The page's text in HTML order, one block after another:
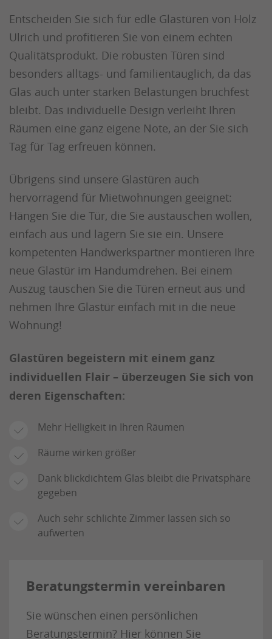
Entscheiden Sie sich für edle Glastüren von Holz
Ulrich und profitieren Sie von einem echten
Qualitätsprodukt. Die robusten Türen sind
besonders alltags- und familientauglich, da das
Glas auch unter starken Belastungen bruchfest
bleibt. Das individuelle Design verleiht Ihren
Räumen eine ganz eigene Note, an der Sie sich
Tag für Tag erfreuen können.
Übrigens sind unsere Glastüren auch
hervorragend für Mietwohnungen geeignet:
Hängen Sie die Tür, die Sie austauschen wollen,
einfach aus und lagern Sie sie ein. Unsere
kompetenten Handwerkspartner montieren Ihre
neue Glastür im Handumdrehen. Bei einem
Auszug tauschen Sie die Türen erneut aus und
nehmen Ihre Glastür einfach mit in die neue
Wohnung!
Glastüren begeistern mit einem ganz
individuellen Flair – überzeugen Sie sich von
deren Eigenschaften:
Mehr Helligkeit in Ihren Räumen
Räume wirken größer
Dank blickdichtem Glas bleibt die Privatsphäre
gegeben
Auch sehr schlichte Zimmer lassen sich so
aufwerten
Beratungstermin vereinbaren
Sie wünschen einen persönlichen
Beratungstermin? Hier können Sie